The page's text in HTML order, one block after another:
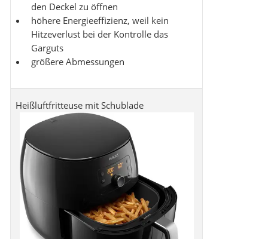
den Deckel zu öffnen
höhere Energieeffizienz, weil kein
Hitzeverlust bei der Kontrolle das
Garguts
größere Abmessungen
Heißluftfritteuse mit Schublade